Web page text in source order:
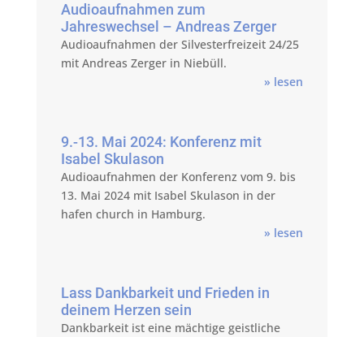
Audioaufnahmen zum
Jahreswechsel – Andreas Zerger
Audioaufnahmen der Silvesterfreizeit 24/25
mit Andreas Zerger in Niebüll.
» lesen
9.-13. Mai 2024: Konferenz mit
Isabel Skulason
Audioaufnahmen der Konferenz vom 9. bis
13. Mai 2024 mit Isabel Skulason in der
hafen church in Hamburg.
» lesen
Lass Dankbarkeit und Frieden in
deinem Herzen sein
Dankbarkeit ist eine mächtige geistliche